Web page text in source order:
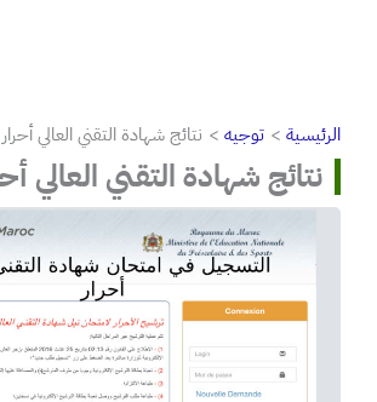
الرئيسية توجيه نتائج شهادة التقني العالي أحرار 2024
نتائج شهادة التقني العالي أحرار